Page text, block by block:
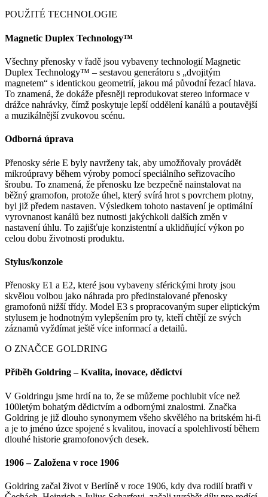
POUŽITÉ TECHNOLOGIE
Magnetic Duplex Technology™
Všechny přenosky v řadě jsou vybaveny technologií Magnetic
Duplex Technology™ – sestavou generátoru s „dvojitým
magnetem“ s identickou geometrií, jakou má původní řezací hlava.
To znamená, že dokáže přesněji reprodukovat stereo informace v
drážce nahrávky, čímž poskytuje lepší oddělení kanálů a poutavější
a muzikálnější zvukovou scénu.
Odborná úprava
Přenosky série E byly navrženy tak, aby umožňovaly provádět
mikroúpravy během výroby pomocí speciálního seřizovacího
šroubu. To znamená, že přenosku lze bezpečně nainstalovat na
běžný gramofon, protože úhel, který svírá hrot s povrchem plotny,
byl již předem nastaven. Výsledkem tohoto nastavení je optimální
vyrovnanost kanálů bez nutnosti jakýchkoli dalších změn v
nastavení úhlu. To zajišťuje konzistentní a uklidňující výkon po
celou dobu životnosti produktu.
Stylus/konzole
Přenosky E1 a E2, které jsou vybaveny sférickými hroty jsou
skvělou volbou jako náhrada pro předinstalované přenosky
gramofonů nižší třídy. Model E3 s propracovaným super eliptickým
stylusem je hodnotným vylepšením pro ty, kteří chtějí ze svých
záznamů vyždímat ještě více informací a detailů.
O ZNAČCE GOLDRING
Příběh Goldring – Kvalita, inovace, dědictví
V Goldringu jsme hrdí na to, že se můžeme pochlubit více než
100letým bohatým dědictvím a odbornými znalostmi. Značka
Goldring je již dlouho synonymem všeho skvělého na britském hi-fi
a je to jméno úzce spojené s kvalitou, inovací a spolehlivostí během
dlouhé historie gramofonových desek.
1906 – Založena v roce 1906
Goldring začal život v Berlíně v roce 1906, kdy dva rodilí bratři v